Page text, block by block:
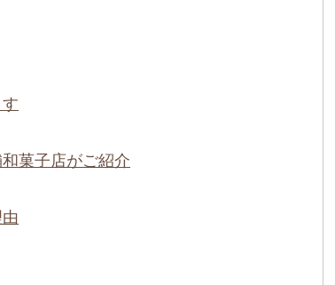
菓子店がご紹介